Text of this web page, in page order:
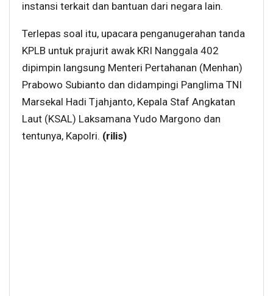
instansi terkait dan bantuan dari negara lain.
Terlepas soal itu, upacara penganugerahan tanda
KPLB untuk prajurit awak KRI Nanggala 402
dipimpin langsung Menteri Pertahanan (Menhan)
Prabowo Subianto dan didampingi Panglima TNI
Marsekal Hadi Tjahjanto, Kepala Staf Angkatan
Laut (KSAL) Laksamana Yudo Margono dan
tentunya, Kapolri. (rilis)